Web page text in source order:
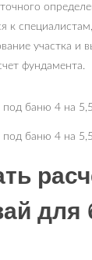
к
участка и
фундамента.
для